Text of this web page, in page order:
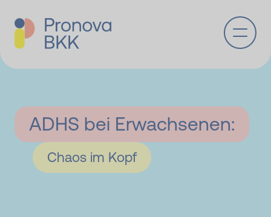
ADHS bei Erwachsenen:
Chaos im Kopf